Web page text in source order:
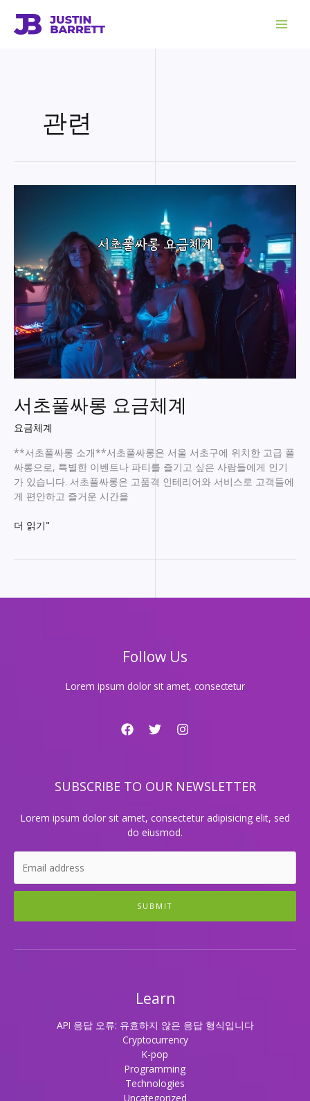
관련
서초풀싸롱 요금체계
요금체계
**서초풀싸롱 소개**서초풀싸롱은 서울 서초구에 위치한 고급 풀
싸롱으로, 특별한 이벤트나 파티를 즐기고 싶은 사람들에게 인기
가 있습니다. 서초풀싸롱은 고품격 인테리어와 서비스로 고객들에
게 편안하고 즐거운 시간을
서
요
더 읽기"
Follow Us
Lorem ipsum dolor sit amet, consectetur
SUBSCRIBE TO OUR NEWSLETTER
Lorem ipsum dolor sit amet, consectetur adipisicing elit, sed
do eiusmod.
SUBMIT
Learn
API 응답 오류: 유효하지 않은 응답 형식입니다
Cryptocurrency
K-pop
Programming
Technologies
Uncategorized